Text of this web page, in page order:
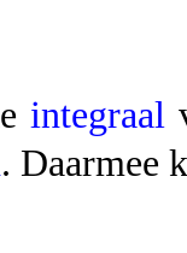
integraal
. Daarmee